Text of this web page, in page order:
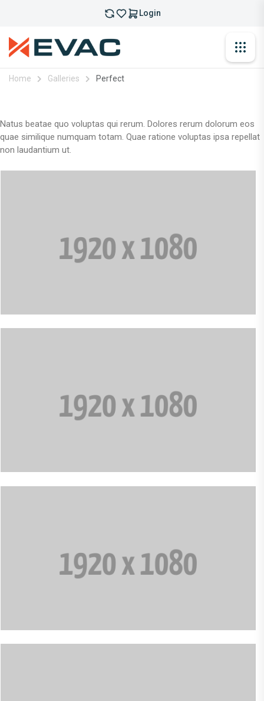
Login
Home Galleries Perfect
Natus beatae quo voluptas qui rerum. Dolores rerum dolorum eos
quae similique numquam totam. Quae ratione voluptas ipsa repellat
non laudantium ut.